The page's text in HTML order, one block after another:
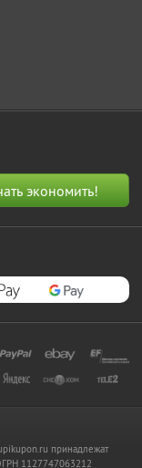
принадлежат
1127747063212